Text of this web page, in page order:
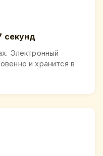
секунд
Электронный
и хранится в